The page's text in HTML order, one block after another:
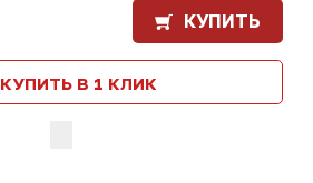
КУПИТЬ
КУПИТЬ В 1 КЛИК